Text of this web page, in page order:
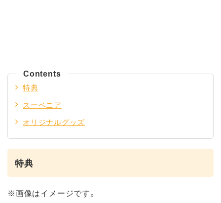
Contents
特典
スーベニア
オリジナルグッズ
特典
※画像はイメージです。